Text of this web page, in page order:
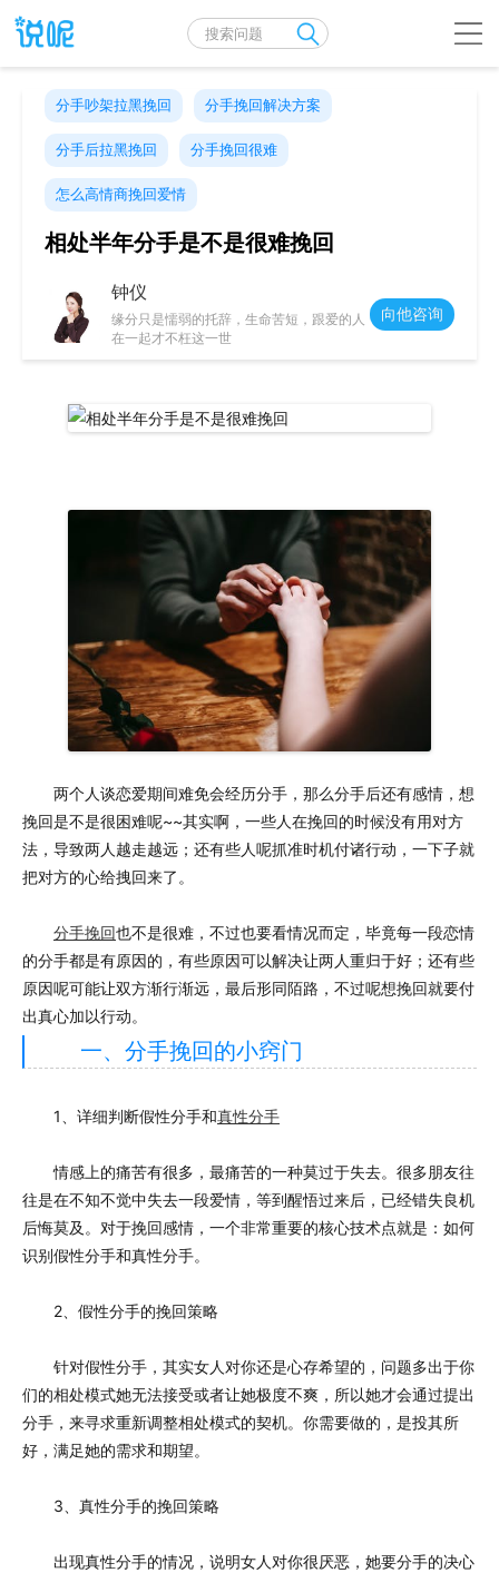
分手吵架拉黑挽回 分手挽回解决方案
分手后拉黑挽回 分手挽回很难
怎么高情商挽回爱情
相处半年分手是不是很难挽回
钟仪
缘分只是懦弱的托辞，生命苦短，跟爱的人
在一起才不枉这一世
向他咨询
两个人谈恋爱期间难免会经历分手，那么分手后还有感情，想
挽回是不是很困难呢~~其实啊，一些人在挽回的时候没有用对方
法，导致两人越走越远；还有些人呢抓准时机付诸行动，一下子就
把对方的心给拽回来了。
分手挽回也不是很难，不过也要看情况而定，毕竟每一段恋情
的分手都是有原因的，有些原因可以解决让两人重归于好；还有些
原因呢可能让双方渐行渐远，最后形同陌路，不过呢想挽回就要付
出真心加以行动。
一、分手挽回的小窍门
1、详细判断假性分手和真性分手
情感上的痛苦有很多，最痛苦的一种莫过于失去。很多朋友往
往是在不知不觉中失去一段爱情，等到醒悟过来后，已经错失良机
后悔莫及。对于挽回感情，一个非常重要的核心技术点就是：如何
识别假性分手和真性分手。
2、假性分手的挽回策略
针对假性分手，其实女人对你还是心存希望的，问题多出于你
们的相处模式她无法接受或者让她极度不爽，所以她才会通过提出
分手，来寻求重新调整相处模式的契机。你需要做的，是投其所
好，满足她的需求和期望。
3、真性分手的挽回策略
出现真性分手的情况，说明女人对你很厌恶，她要分手的决心